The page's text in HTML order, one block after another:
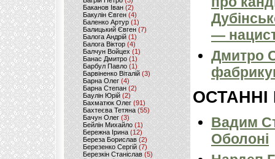
Баканов Іван(2)
Бакулін Євген (4)
Баленко Артур(1)
Балицький Євген(7)
Балога Андрій (1)
Балога Віктор (4)
Балчун Войцех (1)
Банас Дмитро (1)
Барбул Павло(1)
Барвіненко Віталій(3)
Барна Олег (4)
Барна Степан (2)
Баулін Юрій (2)
Бахматюк Олег (91)
Бахтеєва Тетяна(55)
Бачун Олег (3)
Бейлін Михайло (1)
Бережна Ірина(12)
Береза Борислав(2)
Березенко Сергій (7)
Березкін Станіслав (5)
—
Дмитро
ОСТАННІ
Вадим
Оболоні